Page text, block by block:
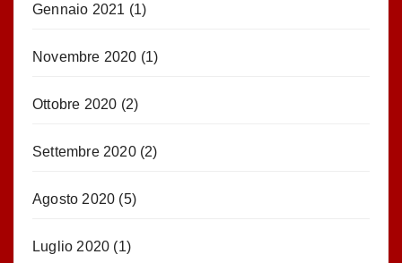
Gennaio 2021 (1)
Novembre 2020 (1)
Ottobre 2020 (2)
Settembre 2020(2)
Agosto 2020 (5)
Luglio 2020 (1)